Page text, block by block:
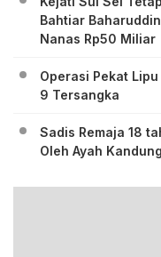
Bahtiar
Nanas Rp50 Miliar
Operasi Pekat
9 Tersangka
Sadis Remaja 18
Oleh Ayah